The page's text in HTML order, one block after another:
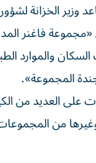
وزير الخزانة
«مجموعة فاغنر
والموارد
المجموعة».
العديد من
من